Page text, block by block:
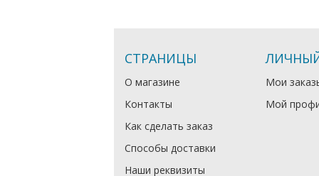
СТРАНИЦЫ
О магазине
Контакты
Как сделать заказ
Способы доставки
Наши реквизиты
Мои
Мой